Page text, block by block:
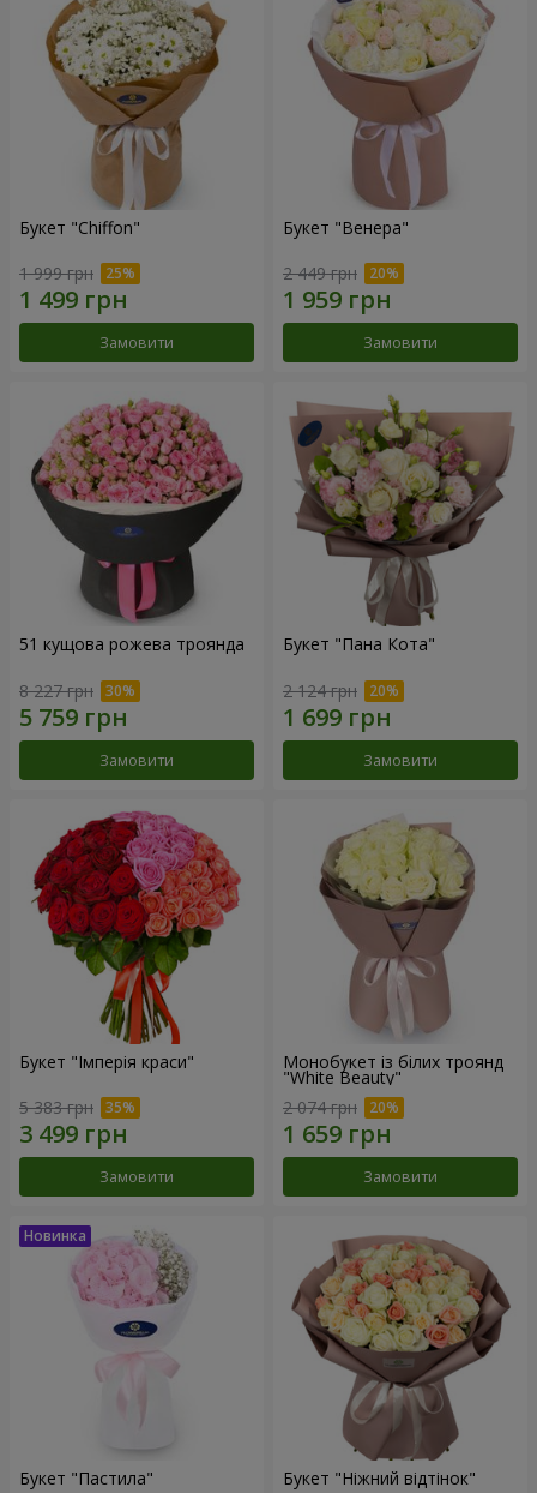
Букет "Chiffon"
1 999 грн
Замовити
Букет "Венера"
2 449 грн
Замовити
51 кущова рожева троянда
8 227 грн
Замовити
Букет "Пана Кота"
2 124 грн
Замовити
Букет "Імперія краси"
5 383 грн
Замовити
Монобукет із білих троянд
"White Beauty"
2 074 грн
Замовити
Букет "Пастила" Букет "Ніжний відтінок"